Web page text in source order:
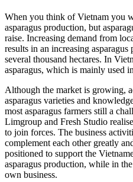
When you think of Vietnam you
asparagus production, but
raise. Increasing demand from
results in an increasing
several thousand hectares. In
asparagus, which is mainly used
Although the market is growing,
asparagus varieties and
most asparagus farmers still a
Limgroup and Fresh Studio
to join forces. The business
complement each other greatly
positioned to support the
asparagus production, while in
own business.